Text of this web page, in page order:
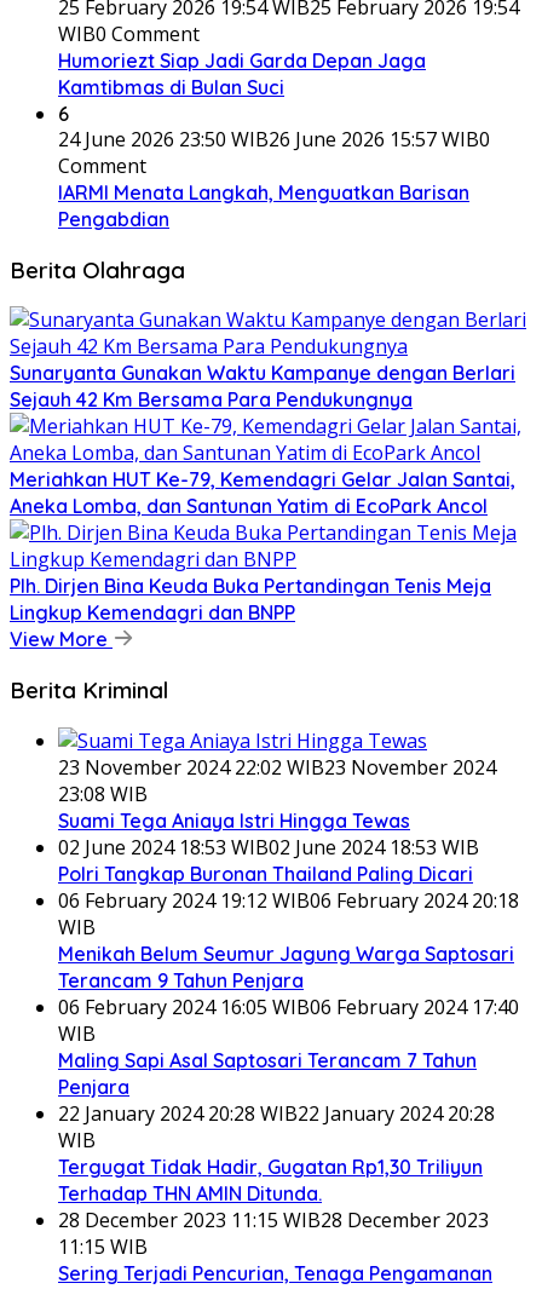
25 February 2026 19:54 WIB25 February 2026 19:54
WIB0 Comment
Humoriezt Siap Jadi Garda Depan Jaga
Kamtibmas di Bulan Suci
6
24 June 2026 23:50 WIB26 June 2026 15:57 WIB0
Comment
IARMI Menata Langkah, Menguatkan Barisan
Pengabdian
Berita Olahraga
Sunaryanta Gunakan Waktu Kampanye dengan Berlari
Sejauh 42 Km Bersama Para Pendukungnya
Meriahkan HUT Ke-79, Kemendagri Gelar Jalan Santai,
Aneka Lomba, dan Santunan Yatim di EcoPark Ancol
Plh. Dirjen Bina Keuda Buka Pertandingan Tenis Meja
Lingkup Kemendagri dan BNPP
View More
Berita Kriminal
23 November 2024 22:02 WIB23 November 2024
23:08 WIB
Suami Tega Aniaya Istri Hingga Tewas
02 June 2024 18:53 WIB02 June 2024 18:53 WIB
Polri Tangkap Buronan Thailand Paling Dicari
06 February 2024 19:12 WIB06 February 2024 20:18
WIB
Menikah Belum Seumur Jagung Warga Saptosari
Terancam 9 Tahun Penjara
06 February 2024 16:05 WIB06 February 2024 17:40
WIB
Maling Sapi Asal Saptosari Terancam 7 Tahun
Penjara
22 January 2024 20:28 WIB22 January 2024 20:28
WIB
Tergugat Tidak Hadir, Gugatan Rp1,30 Triliyun
Terhadap THN AMIN Ditunda.
28 December 2023 11:15 WIB28 December 2023
11:15 WIB
Sering Terjadi Pencurian, Tenaga Pengamanan